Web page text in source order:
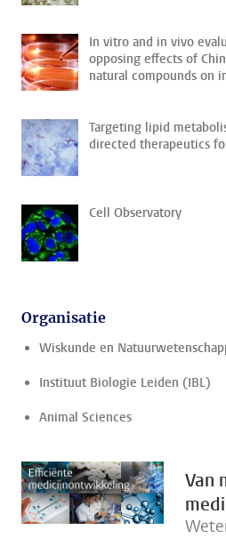
In vitro and in vivo
opposing effects of
natural compounds on
Targeting lipid
directed therapeutics
Cell Observatory
Organisatie
Wiskunde en
Instituut Biologie Leiden (IBL)
Animal Sciences
Van